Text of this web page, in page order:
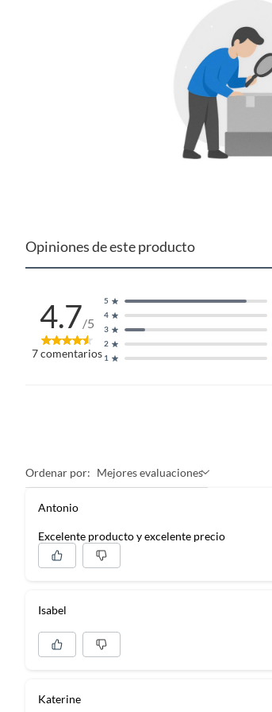
Opiniones de este producto
4.7/5
7comentarios 1
2
3
4
5
Ordenar por: Mejores evaluaciones
Antonio
Excelente producto y excelente precio
Isabel
Katerine